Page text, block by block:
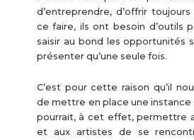
d’entreprendre, d’offrir
ce faire, ils ont besoin d’outils
saisir au bond les opportunités
présenter qu’une seule fois.
C’est pour cette raison qu’il
de mettre en place une instance
pourrait, à cet effet, permettre
et aux artistes de se